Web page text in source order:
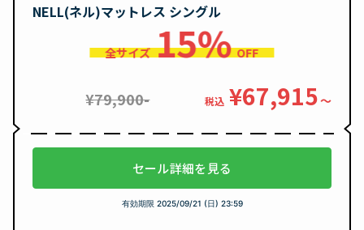
NELL(ネル)マットレス シングル
全サイズ 15% OFF
¥79,900- 税込 ¥67,915〜
セール詳細を見る
有効期限 2025/09/21 (日) 23:59